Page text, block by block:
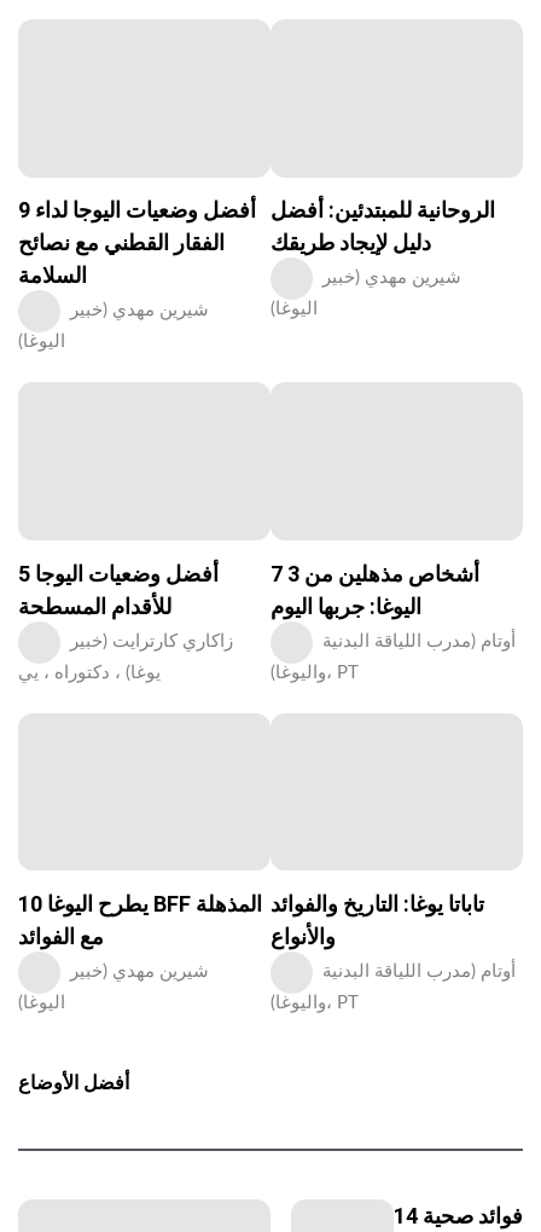
9 أفضل وضعيات اليوجا لداء
الفقار القطني مع نصائح
السلامة
شيرين مهدي (خبير
اليوغا)
الروحانية للمبتدئين: أفضل
دليل لإيجاد طريقك
شيرين مهدي (خبير
اليوغا)
5 أفضل وضعيات اليوجا
للأقدام المسطحة
زاكاري كارترايت (خبير
يوغا) ، دكتوراه ، يي
7 3 أشخاص مذهلين من
اليوغا: جربها اليوم
أوتام (مدرب اللياقة البدنية
واليوغا)، PT
10 يطرح اليوغا BFF المذهلة
مع الفوائد
شيرين مهدي (خبير
اليوغا)
تاباتا يوغا: التاريخ والفوائد
والأنواع
أوتام (مدرب اللياقة البدنية
واليوغا)، PT
أفضل الأوضاع
14 فوائد صحية